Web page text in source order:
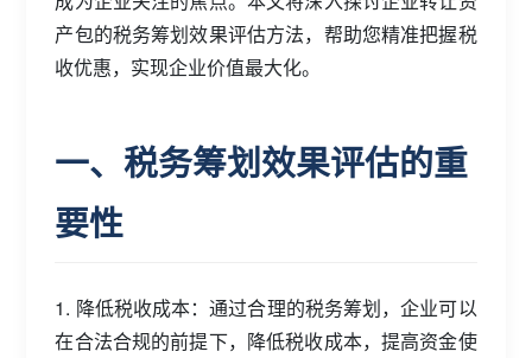
产包的税务筹划效果评估方法，帮助您精准把握税
收优惠，实现企业价值最大化。
一、税务筹划效果评估的重
要性
1. 降低税收成本：通过合理的税务筹划，企业可以
在合法合规的前提下，降低税收成本，提高资金使